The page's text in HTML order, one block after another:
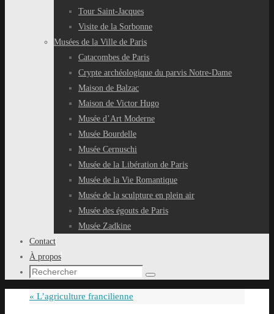
Tour Saint-Jacques
Visite de la Sorbonne
Musées de la Ville de Paris
Catacombes de Paris
Crypte archéologique du parvis Notre-Dame
Maison de Balzac
Maison de Victor Hugo
Musée d’Art Moderne
Musée Bourdelle
Musée Cernuschi
Musée de la Libération de Paris
Musée de la Vie Romantique
Musée de la sculpture en plein air
Musée des égouts de Paris
Musée Zadkine
Contact
À propos
Recherche
:
Rechercher
« L’agriculture francilienne